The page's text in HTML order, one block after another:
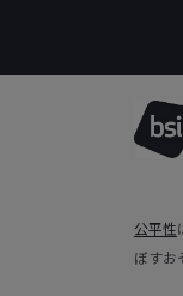
公平性
ぼすお